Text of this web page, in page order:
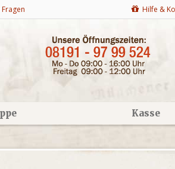
Hilfe &
Kasse